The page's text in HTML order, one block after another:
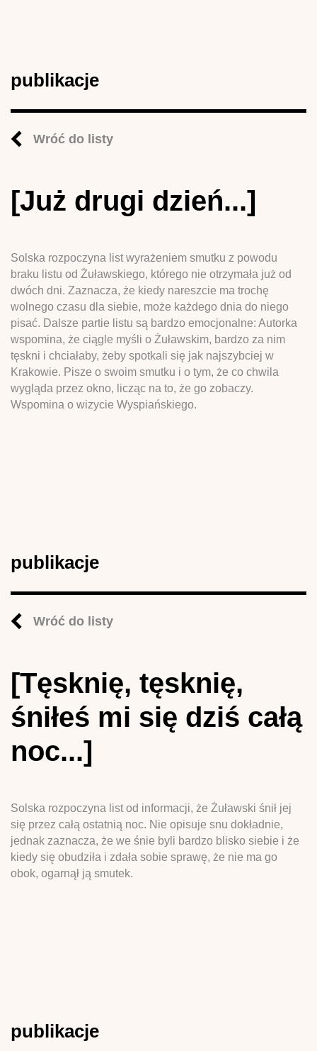
publikacje
Wróć do listy
[Już drugi dzień...]
Solska rozpoczyna list wyrażeniem smutku z powodu
braku listu od Żuławskiego, którego nie otrzymała już od
dwóch dni. Zaznacza, że kiedy nareszcie ma trochę
wolnego czasu dla siebie, może każdego dnia do niego
pisać. Dalsze partie listu są bardzo emocjonalne: Autorka
wspomina, że ciągle myśli o Żuławskim, bardzo za nim
tęskni i chciałaby, żeby spotkali się jak najszybciej w
Krakowie. Pisze o swoim smutku i o tym, że co chwila
wygląda przez okno, licząc na to, że go zobaczy.
Wspomina o wizycie Wyspiańskiego.
publikacje
Wróć do listy
[Tęsknię, tęsknię,
śniłeś mi się dziś całą
noc...]
Solska rozpoczyna list od informacji, że Żuławski śnił jej
się przez całą ostatnią noc. Nie opisuje snu dokładnie,
jednak zaznacza, że we śnie byli bardzo blisko siebie i że
kiedy się obudziła i zdała sobie sprawę, że nie ma go
obok, ogarnął ją smutek.
publikacje